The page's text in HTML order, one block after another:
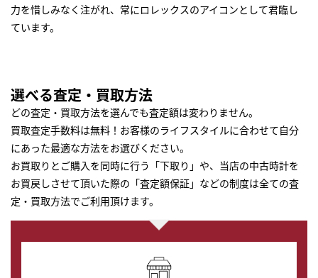
力を惜しみなく注がれ、常にロレックスのアイコンとして君臨し
ています。
選べる査定・買取方法
どの査定・買取方法を選んでも査定額は変わりません。
買取査定手数料は無料！お客様のライフスタイルに合わせて自分
にあった最適な方法をお選びください。
お買取りとご購入を同時に行う「下取り」や、当店の中古時計を
お買戻しさせて頂いた際の「査定額保証」などの制度は全ての査
定・買取方法でご利用頂けます。